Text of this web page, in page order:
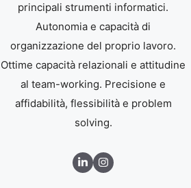
principali strumenti informatici.
Autonomia e capacità di
organizzazione del proprio lavoro.
Ottime capacità relazionali e attitudine
al team-working. Precisione e
affidabilità, flessibilità e problem
solving.